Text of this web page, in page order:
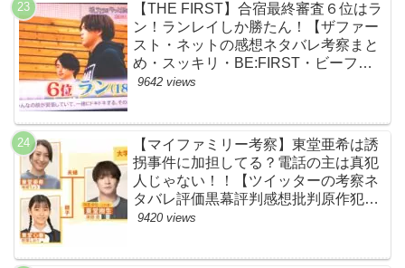
【THE FIRST】合宿最終審査６位はラ
ン！ランレイしか勝たん！【ザファー
スト・ネットの感想ネタバレ考察まと
め・スッキリ・BE:FIRST・ビーファ
ースト】
9642 views
【マイファミリー考察】東堂亜希は誘
拐事件に加担してる？電話の主は真犯
人じゃない！！【ツイッターの考察ネ
タバレ評価黒幕評判感想批判原作犯人
キャスト脚本あらすじ伏線まとめ】
9420 views